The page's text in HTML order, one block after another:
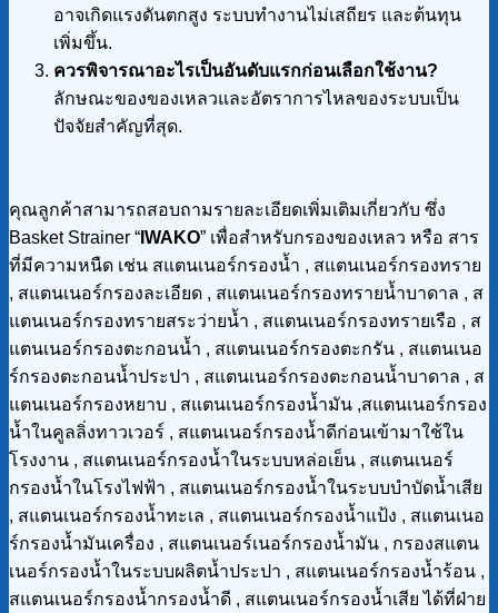
อาจเกิดแรงดันตกสูง ระบบทำงานไม่เสถียร และต้นทุน
เพิ่มขึ้น.
ควรพิจารณาอะไรเป็นอันดับแรกก่อนเลือกใช้งาน?
ลักษณะของของเหลวและอัตราการไหลของระบบเป็น
ปัจจัยสำคัญที่สุด.
คุณลูกค้าสามารถสอบถามรายละเอียดเพิ่มเติมเกี่ยวกับ ซึ่ง
Basket Strainer “ IWAKO” เพื่อสำหรับกรองของเหลว หรือ สาร
ที่มีความหนืด เช่น สแตนเนอร์กรองน้ำ , สแตนเนอร์กรองทราย
, สแตนเนอร์กรองละเอียด , สแตนเนอร์กรองทรายน้ำบาดาล , ส
แตนเนอร์กรองทรายสระว่ายน้ำ , สแตนเนอร์กรองทรายเรือ , ส
แตนเนอร์กรองตะกอนน้ำ , สแตนเนอร์กรองตะกรัน , สแตนเนอ
ร์กรองตะกอนน้ำประปา , สแตนเนอร์กรองตะกอนน้ำบาดาล , ส
แตนเนอร์กรองหยาบ , สแตนเนอร์กรองน้ำมัน ,สแตนเนอร์กรอง
น้ำในคูลลิ่งทาวเวอร์ , สแตนเนอร์กรองน้ำดีก่อนเข้ามาใช้ใน
โรงงาน , สแตนเนอร์กรองน้ำในระบบหล่อเย็น , สแตนเนอร์
กรองน้ำในโรงไฟฟ้า , สแตนเนอร์กรองน้ำในระบบบำบัดน้ำเสีย
, สแตนเนอร์กรองน้ำทะเล , สแตนเนอร์กรองน้ำแป้ง , สแตนเนอ
ร์กรองน้ำมันเครื่อง , สแตนเนอร์เนอร์กรองน้ำมัน , กรองสแตน
เนอร์กรองน้ำในระบบผลิตน้ำประปา , สแตนเนอร์กรองน้ำร้อน ,
สแตนเนอร์กรองน้ำกรองน้ำดี , สแตนเนอร์กรองน้ำเสีย ได้ที่ฝ่าย